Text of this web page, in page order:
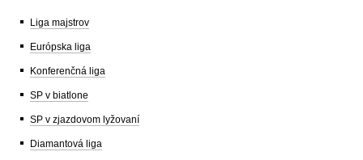
Liga majstrov
Európska liga
Konferenčná liga
SP v biatlone
SP v zjazdovom lyžovaní
Diamantová liga